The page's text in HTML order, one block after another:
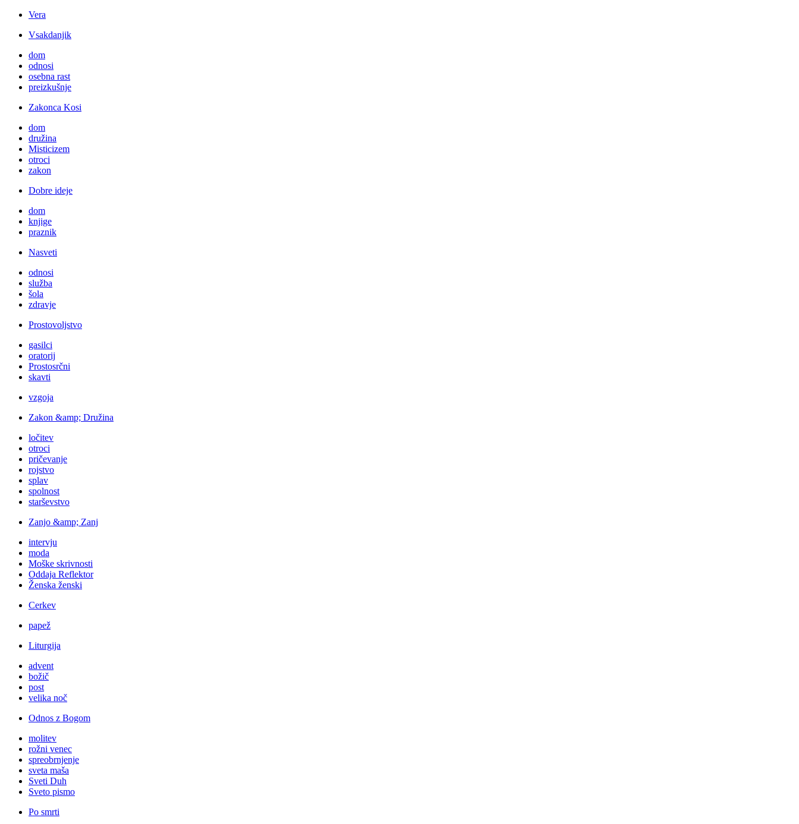
Vera
Vsakdanjik
dom
odnosi
osebna rast
preizkušnje
Zakonca Kosi
dom
družina
Misticizem
otroci
zakon
Dobre ideje
dom
knjige
praznik
Nasveti
odnosi
služba
šola
zdravje
Prostovoljstvo
gasilci
oratorij
Prostosrčni
skavti
vzgoja
Zakon &amp; Družina
ločitev
otroci
pričevanje
rojstvo
splav
spolnost
starševstvo
Zanjo &amp; Zanj
intervju
moda
Moške skrivnosti
Oddaja Reflektor
Ženska ženski
Cerkev
papež
Liturgija
advent
božič
post
velika noč
Odnos z Bogom
molitev
rožni venec
spreobrnjenje
sveta maša
Sveti Duh
Sveto pismo
Po smrti